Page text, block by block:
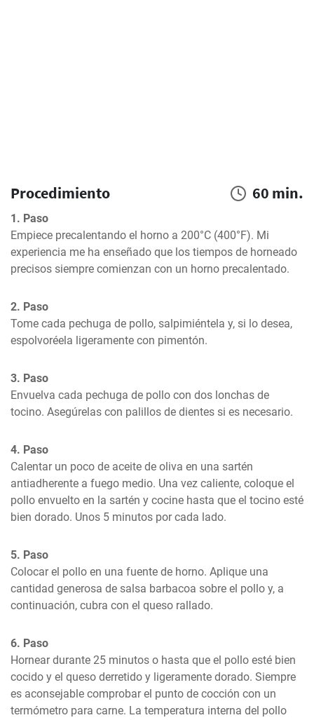
Procedimiento 60 min.
1. Paso
Empiece precalentando el horno a 200°C (400°F). Mi
experiencia me ha enseñado que los tiempos de horneado
precisos siempre comienzan con un horno precalentado.
2. Paso
Tome cada pechuga de pollo, salpimiéntela y, si lo desea,
espolvoréela ligeramente con pimentón.
3. Paso
Envuelva cada pechuga de pollo con dos lonchas de
tocino. Asegúrelas con palillos de dientes si es necesario.
4. Paso
Calentar un poco de aceite de oliva en una sartén
antiadherente a fuego medio. Una vez caliente, coloque el
pollo envuelto en la sartén y cocine hasta que el tocino esté
bien dorado. Unos 5 minutos por cada lado.
5. Paso
Colocar el pollo en una fuente de horno. Aplique una
cantidad generosa de salsa barbacoa sobre el pollo y, a
continuación, cubra con el queso rallado.
6. Paso
Hornear durante 25 minutos o hasta que el pollo esté bien
cocido y el queso derretido y ligeramente dorado. Siempre
es aconsejable comprobar el punto de cocción con un
termómetro para carne. La temperatura interna del pollo